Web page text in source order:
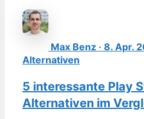
Max Benz · 8. Apr.
Alternativen
5 interessante Play
Alternativen im